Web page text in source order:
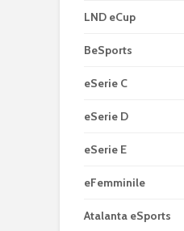
LND eCup
BeSports
eSerie C
eSerie D
eSerie E
eFemminile
Atalanta eSports